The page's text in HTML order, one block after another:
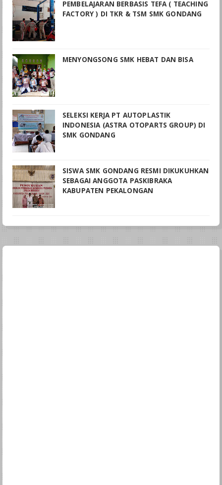
PEMBELAJARAN BERBASIS TEFA ( TEACHING
FACTORY ) DI TKR & TSM SMK GONDANG
MENYONGSONG SMK HEBAT DAN BISA
SELEKSI KERJA PT AUTOPLASTIK
INDONESIA (ASTRA OTOPARTS GROUP) DI
SMK GONDANG
SISWA SMK GONDANG RESMI DIKUKUHKAN
SEBAGAI ANGGOTA PASKIBRAKA
KABUPATEN PEKALONGAN